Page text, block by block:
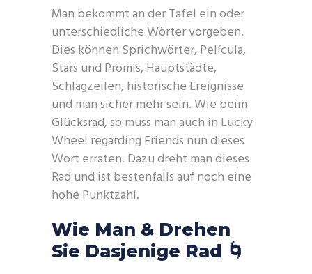
Man bekommt an der Tafel ein oder
unterschiedliche Wörter vorgeben.
Dies können Sprichwörter, Película,
Stars und Promis, Hauptstädte,
Schlagzeilen, historische Ereignisse
und man sicher mehr sein. Wie beim
Glücksrad, so muss man auch in Lucky
Wheel regarding Friends nun dieses
Wort erraten. Dazu dreht man dieses
Rad und ist bestenfalls auf noch eine
hohe Punktzahl.
Wie Man & Drehen
Sie Dasjenige Rad 🌀